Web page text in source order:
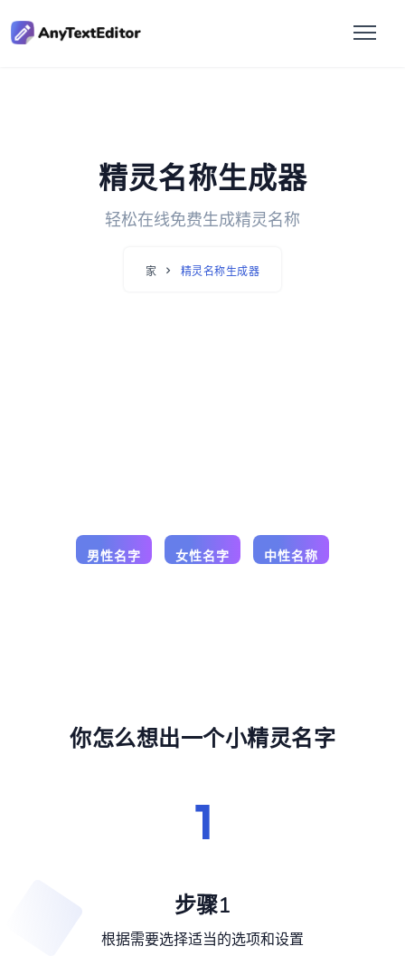
精灵名称生成器
轻松在线免费生成精灵名称
家 精灵名称生成器
你怎么想出一个小精灵名字
步骤1
根据需要选择适当的选项和设置